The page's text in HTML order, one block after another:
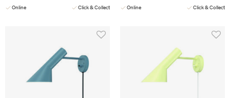
Online Click & Collect Online Click & Collect